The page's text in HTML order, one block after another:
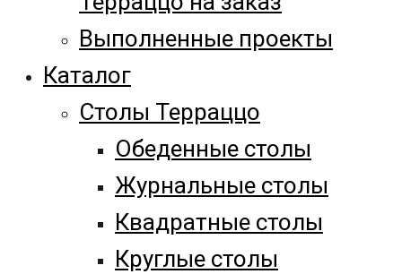
Выполненные проекты
Каталог
Столы Терраццо
Обеденные столы
Журнальные столы
Квадратные столы
Круглые столы